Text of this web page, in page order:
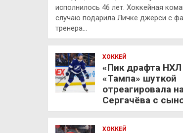
исполнилось 46 лет. Хоккейная
случаю подарила Личке джерси с
тренера…
ХОККЕЙ
«Пик драфта НХЛ
«Тампа» шуткой
отреагировала
Сергачёва с
ХОККЕЙ